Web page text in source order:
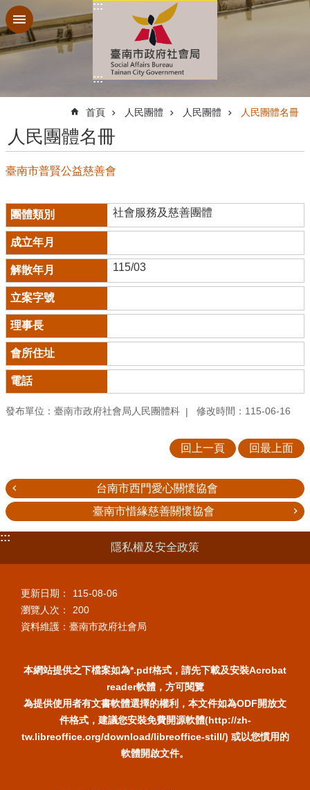
跳到主要內容區塊
:::
:::
首頁 人民團體 人民團體 人民團體名冊
人民團體名冊
臺南市普賢公益慈善會
社會服務及慈善團體
115/03
發布單位：臺南市政府社會局人民團體科 修改時間：115-06-16
回上一頁 回最上面
台南市西門愛心關懷協會
臺南市惜緣慈善關懷協會
:::
隱私權及安全政策
更新日期：
115-08-06
瀏覽人次：
200
資料維護：臺南市政府社會局
本網站提供之下檔案如為*.pdf格式，請先下載及安裝Acrobat
reader軟體，方可閱覽
為提供使用者有文書軟體選擇的權利，本文件如為ODF開放文
件格式，建議您安裝免費開源軟體(http://zh-
tw.libreoffice.org/download/libreoffice-still/) 或以您慣用的
軟體開啟文件。